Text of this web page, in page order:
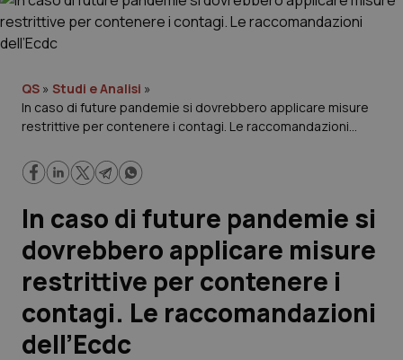
Cronache
Governo e Parlamento
Regioni e Asl
Lavoro e Professioni
Scienza e Farmaci
Studi e Analisi
Lettere al direttore
QS » Studi e Analisi »
In caso di future pandemie si dovrebbero applicare misure
restrittive per contenere i contagi. Le raccomandazioni
In caso di future pandemie si
dovrebbero applicare misure
restrittive per contenere i
contagi. Le raccomandazioni
dell’Ecdc